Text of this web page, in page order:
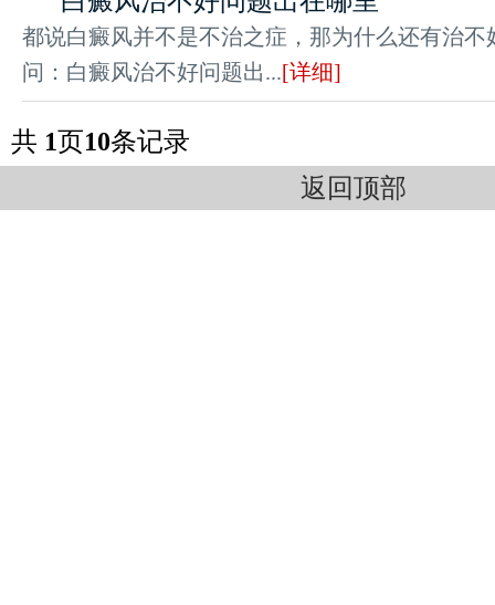
都说白癜风并不是不治之症，那为什么还有治不
问：白癜风治不好问题出...[详细]
共 1页10条记录
返回顶部